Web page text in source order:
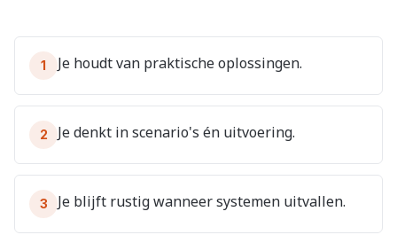
1 Je houdt van praktische oplossingen.
2 Je denkt in scenario's én uitvoering.
3 Je blijft rustig wanneer systemen uitvallen.